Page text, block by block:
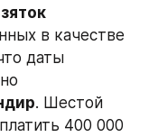
в качестве
даты
. Шестой
400 000